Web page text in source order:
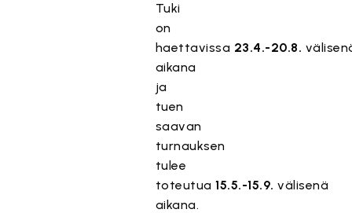
Tuki
on
haettavissa 23.4.-20.8.
aikana
ja
tuen
saavan
turnauksen
tulee
toteutua15.5.-15.9. välisenä
aikana.